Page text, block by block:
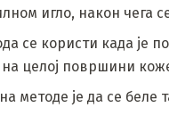
игло, након чега
се користи када је
на целој површини
методе је да се